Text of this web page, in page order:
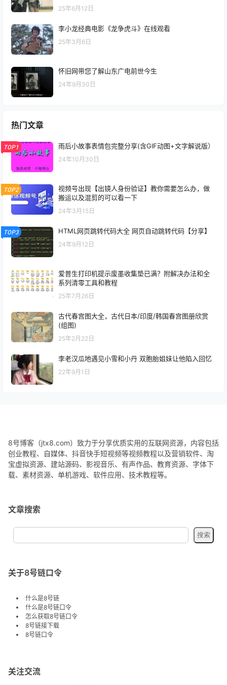
25年6月12日
李小龙经典电影《龙争虎斗》在线观看
25年3月6日
怀旧网带您了解山东广电前世今生
24年9月30日
热门文章
TOP1 雨后小故事表情包完整分享(含GIF动图+文字解说版）
24年10月30日
TOP2
视频号出现【出镜人身份验证】教你需要怎么办，做
搬运以及混剪的可以看一下
24年3月15日
TOP3 HTML网页跳转代码大全 网页自动跳转代码【分享】
24年9月12日
爱普生打印机提示废墨收集垫已满？附解决办法和全
系列清零工具和教程
25年7月26日
古代春宫图大全，古代日本/印度/韩国春宫图册欣赏
(组图)
25年2月22日
李老汉瓜地遇见小雪和小丹 双胞胎姐妹让他陷入回忆
22年9月1日
8号博客（jtx8.com）致力于分享优质实用的互联网资源，内容包括
创业教程、自媒体、抖音快手短视频等视频教程以及营销软件、淘
宝虚拟资源、建站源码、影视音乐、有声作品、教育资源、字体下
载、素材资源、单机游戏、软件应用、技术教程等。
文章搜索
关于8号链口令
什么是8号链
什么是8号链口令
怎么获取8号链口令
8号链接下载
8号链口令
关注交流